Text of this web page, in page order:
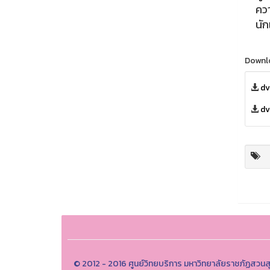
ค
นั
© 2012 - 2016 ศูนย์วิทยบริการ มหาวิทยาลัยราชภัฏสวน